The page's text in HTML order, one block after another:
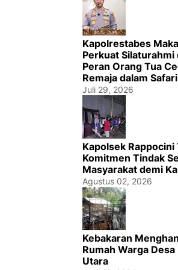
Kapolrestabes
Perkuat Silaturahmi
Peran Orang Tua
Remaja dalam
Juli 29, 2026
Kapolsek Rappocini
Komitmen Tindak
Masyarakat demi
Agustus 02, 2026
Kebakaran
Rumah Warga
Utara